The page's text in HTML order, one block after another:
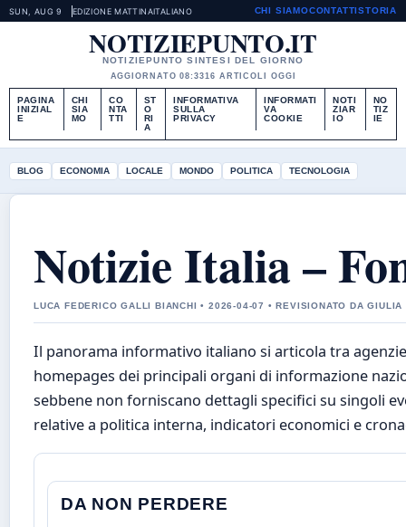
SUN, AUG 9 EDIZIONE MATTINAITALIANO CHI SIAMOCONTATTISTORIA
NOTIZIEPUNTO.IT
NOTIZIEPUNTO SINTESI DEL GIORNO
AGGIORNATO 08:3316 ARTICOLI OGGI
PAGINA
INIZIAL
E
CHI
SIA
MO
CO
NTA
TTI
ST
O
RI
A
INFORMATIVA
SULLA
PRIVACY
INFORMATI
VA
COOKIE
NOTI
ZIAR
IO
NO
TIZ
IE
BLOG ECONOMIA LOCALE MONDO POLITICA TECNOLOGIA
Notizie Italia –
LUCA FEDERICO GALLI BIANCHI • 2026-04-07 • REVISIONATO DA GIULIA
Il panorama informativo italiano si articola tra
homepages dei principali organi di informazione
sebbene non forniscano dettagli specifici su singoli
relative a politica interna, indicatori economici e
DA NON PERDERE